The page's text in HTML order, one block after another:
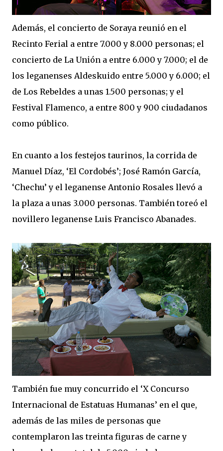
Además, el concierto de Soraya reunió en el
Recinto Ferial a entre 7.000 y 8.000 personas; el
concierto de La Unión a entre 6.000 y 7.000; el de
los leganenses Aldeskuido entre 5.000 y 6.000; el
de Los Rebeldes a unas 1.500 personas; y el
Festival Flamenco, a entre 800 y 900 ciudadanos
como público.
En cuanto a los festejos taurinos, la corrida de
Manuel Díaz, ‘El Cordobés’; José Ramón García,
‘Chechu’ y el leganense Antonio Rosales llevó a
la plaza a unas 3.000 personas. También toreó el
novillero leganense Luis Francisco Abanades.
También fue muy concurrido el ‘X Concurso
Internacional de Estatuas Humanas’ en el que,
además de las miles de personas que
contemplaron las treinta figuras de carne y